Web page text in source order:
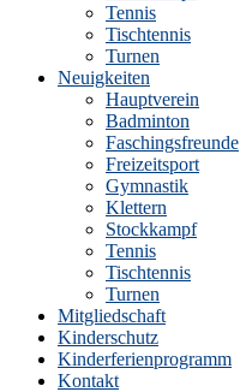
Tennis
Tischtennis
Turnen
Neuigkeiten
Hauptverein
Badminton
Faschingsfreunde
Freizeitsport
Gymnastik
Klettern
Stockkampf
Tennis
Tischtennis
Turnen
Mitgliedschaft
Kinderschutz
Kinderferienprogramm
Kontakt